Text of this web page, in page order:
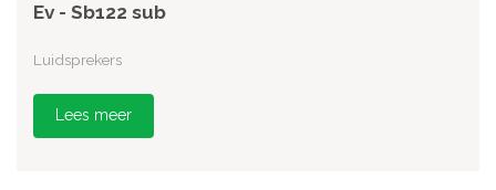
Ev - Sb122 sub
Luidsprekers
Lees meer